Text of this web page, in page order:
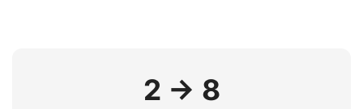
2 → 8